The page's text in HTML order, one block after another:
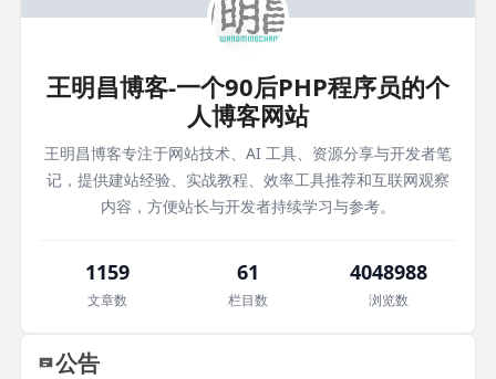
王明昌博客-一个90后PHP程序员的个
人博客网站
王明昌博客专注于网站技术、AI 工具、资源分享与开发者笔
记，提供建站经验、实战教程、效率工具推荐和互联网观察
内容，方便站长与开发者持续学习与参考。
1159
文章数
61
栏目数
4048988
浏览数
公告